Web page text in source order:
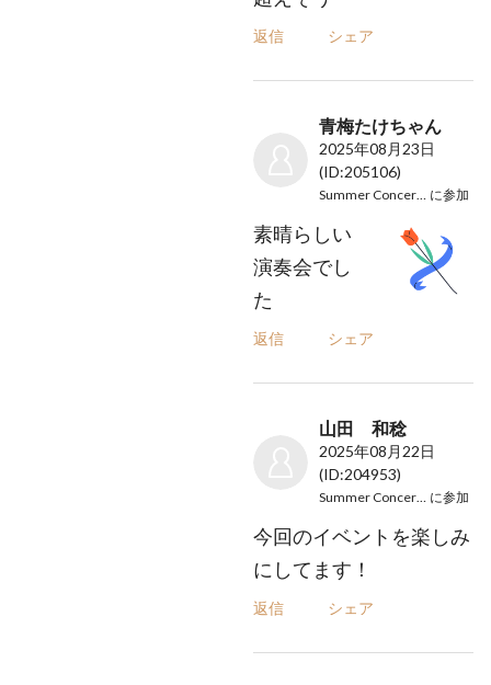
返信 シェア
青梅たけちゃん
2025年08月23日
(ID:205106)
に参加
素晴らしい
演奏会でし
た
返信 シェア
山田 和稔
2025年08月22日
(ID:204953)
に参加
今回のイベントを楽しみ
にしてます！
返信 シェア